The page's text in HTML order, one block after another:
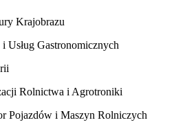
Krajobrazu
Usług Gastronomicznych
Rolnictwa i Agrotroniki
Pojazdów i Maszyn Rolniczych